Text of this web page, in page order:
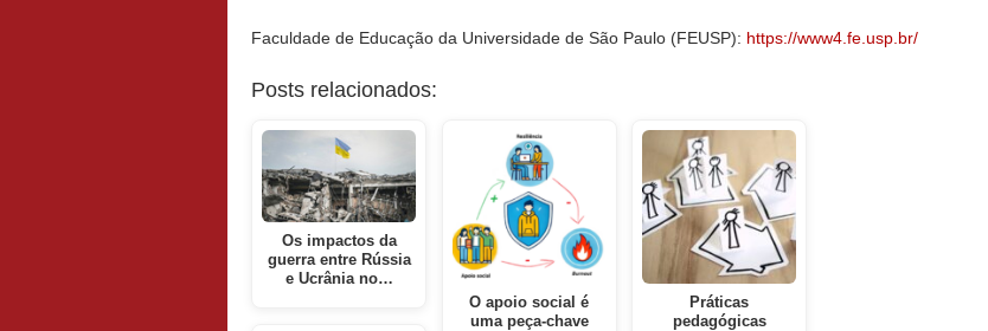
Faculdade de Educação da Universidade de São Paulo (FEUSP): https://www4.fe.usp.br/
Posts relacionados:
Os impactos da
guerra entre Rússia
e Ucrânia no…
O apoio social é
uma peça-chave
Práticas
pedagógicas